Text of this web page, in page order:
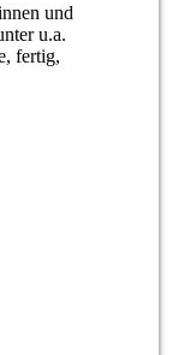
und
u.a.
fertig,